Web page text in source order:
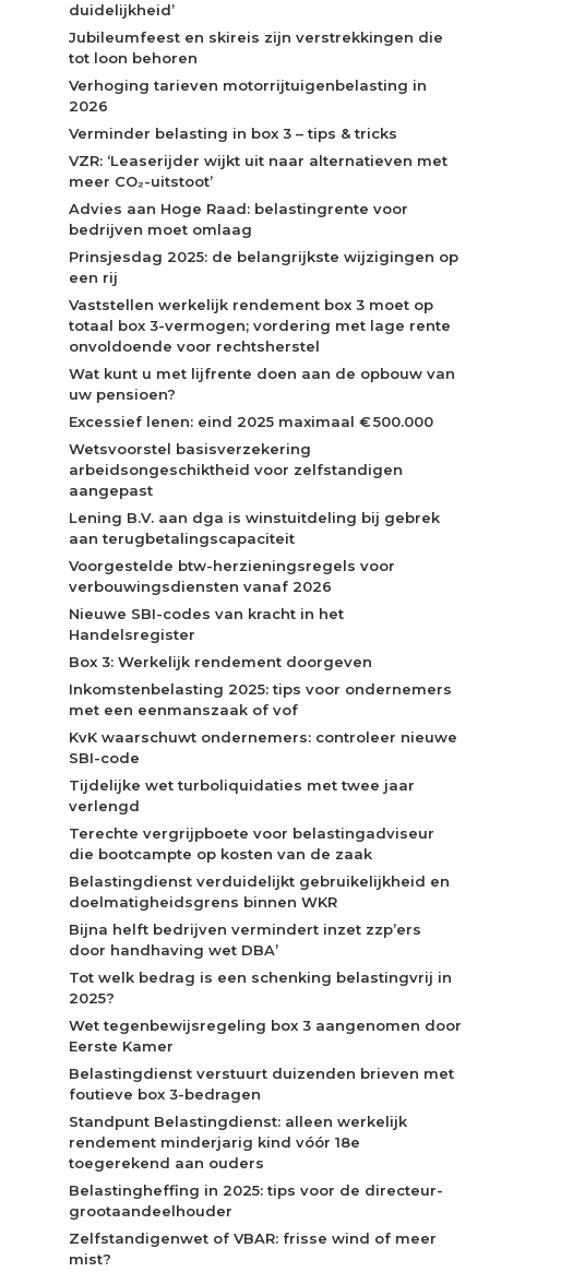
duidelijkheid’
Jubileumfeest en skireis zijn verstrekkingen die
tot loon behoren
Verhoging tarieven motorrijtuigenbelasting in
2026
Verminder belasting in box 3 – tips & tricks
VZR: ‘Leaserijder wijkt uit naar alternatieven met
meer CO₂-uitstoot’
Advies aan Hoge Raad: belastingrente voor
bedrijven moet omlaag
Prinsjesdag 2025: de belangrijkste wijzigingen op
een rij
Vaststellen werkelijk rendement box 3 moet op
totaal box 3-vermogen; vordering met lage rente
onvoldoende voor rechtsherstel
Wat kunt u met lijfrente doen aan de opbouw van
uw pensioen?
Excessief lenen: eind 2025 maximaal € 500.000
Wetsvoorstel basisverzekering
arbeidsongeschiktheid voor zelfstandigen
aangepast
Lening B.V. aan dga is winstuitdeling bij gebrek
aan terugbetalingscapaciteit
Voorgestelde btw-herzieningsregels voor
verbouwingsdiensten vanaf 2026
Nieuwe SBI-codes van kracht in het
Handelsregister
Box 3: Werkelijk rendement doorgeven
Inkomstenbelasting 2025: tips voor ondernemers
met een eenmanszaak of vof
KvK waarschuwt ondernemers: controleer nieuwe
SBI-code
Tijdelijke wet turboliquidaties met twee jaar
verlengd
Terechte vergrijpboete voor belastingadviseur
die bootcampte op kosten van de zaak
Belastingdienst verduidelijkt gebruikelijkheid en
doelmatigheidsgrens binnen WKR
Bijna helft bedrijven vermindert inzet zzp’ers
door handhaving wet DBA’
Tot welk bedrag is een schenking belastingvrij in
2025?
Wet tegenbewijsregeling box 3 aangenomen door
Eerste Kamer
Belastingdienst verstuurt duizenden brieven met
foutieve box 3-bedragen
Standpunt Belastingdienst: alleen werkelijk
rendement minderjarig kind vóór 18e
toegerekend aan ouders
Belastingheffing in 2025: tips voor de directeur-
grootaandeelhouder
Zelfstandigenwet of VBAR: frisse wind of meer
mist?